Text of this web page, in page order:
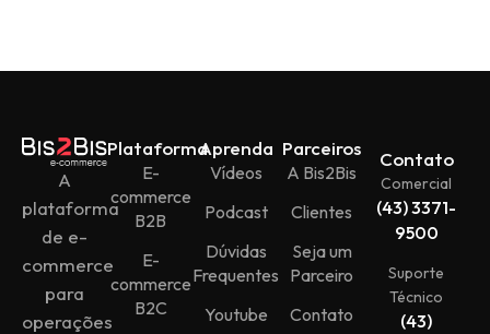
A
plataforma
de e-
commerce
para
operações
Plataforma
E-
commerce
B2B
E-
commerce
B2C
Aprenda
Vídeos
Podcast
Dúvidas
Frequentes
Youtube
Parceiros
A Bis2Bis
Clientes
Seja um
Parceiro
Contato
Contato
Comercial
(43) 3371-
9500
Suporte
Técnico
(43)